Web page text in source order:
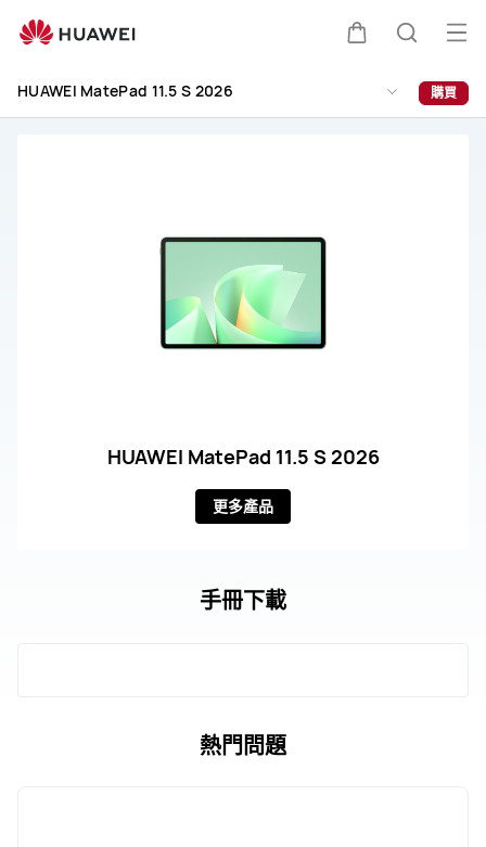
MatePad
2026
物
索
打
開
選
HUAWEI MatePad 11.5 S 2026 購買
HUAWEI MatePad 11.5 S 2026
更多產品
手冊下載
熱門問題